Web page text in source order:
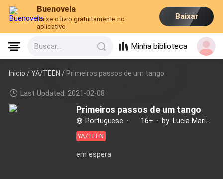
Buenovela
Baixe o livro gratuitamente no
aplicativo
Baixar
Buscar... Minha biblioteca
Inicio /YA/TEEN / Primeiros passos de um tango
Last Updated: 2021-02-08
Primeiros passos de um tango
Portuguese · 16+ ·
YA/TEEN
em espera